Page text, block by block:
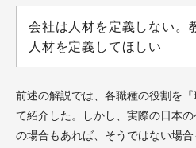
会社は人材を定義しない。
人材を定義してほしい
前述の解説では、各職種の役割を
て紹介した。しかし、実際の日本
の場合もあれば、そうではない場合